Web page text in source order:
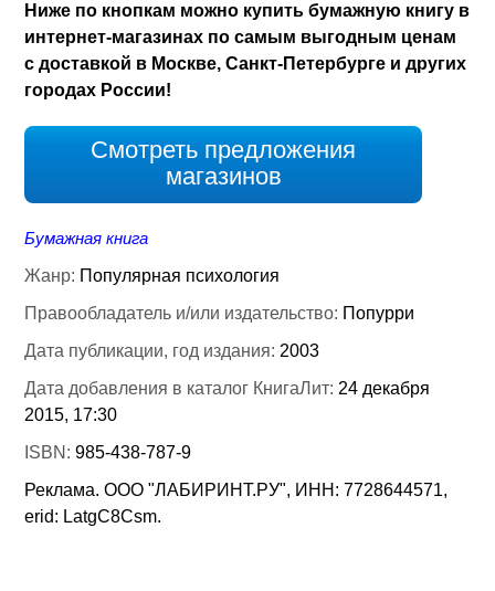
Ниже по кнопкам можно купить бумажную книгу в
интернет-магазинах по самым выгодным ценам
с доставкой в Москве, Санкт-Петербурге и других
городах России!
Смотреть предложения
магазинов
Бумажная книга
Жанр: Популярная психология
Правообладатель и/или издательство: Попурри
Дата публикации, год издания: 2003
Дата добавления в каталог КнигаЛит: 24 декабря
2015, 17:30
ISBN:985-438-787-9
Реклама. ООО "ЛАБИРИНТ.РУ", ИНН: 7728644571,
erid: LatgC8Csm.